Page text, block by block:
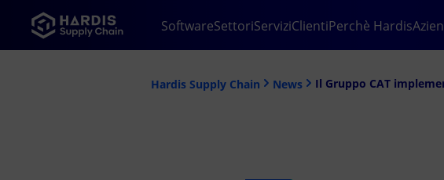
SoftwareSettoriServiziClientiPerchè Hardis
Hardis Supply Chain News Il Gruppo CAT